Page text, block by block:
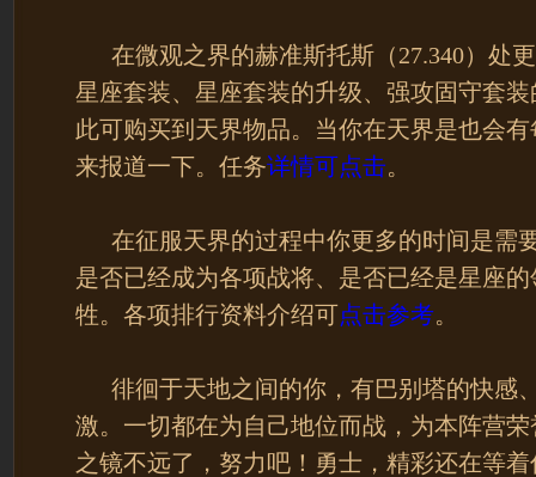
在微观之界的赫准斯托斯（27.340）处
星座套装、星座套装的升级、强攻固守套
此可购买到天界物品。当你在天界是也会
来报道一下。任务详情可点击。
在征服天界的过程中你更多的时间是需
是否已经成为各项战将、是否已经是星座
牲。各项排行资料介绍可点击参考。
徘徊于天地之间的你，有巴别塔的快感
激。一切都在为自己地位而战，为本阵营
之镜不远了，努力吧！勇士，精彩还在等